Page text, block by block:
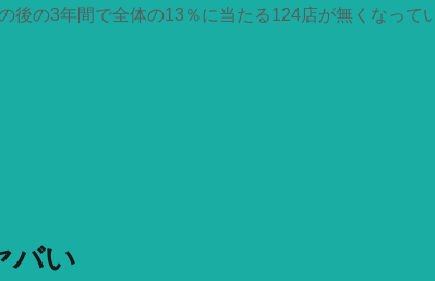
の3年間で全体の13％に当たる124店が無くなって
バい